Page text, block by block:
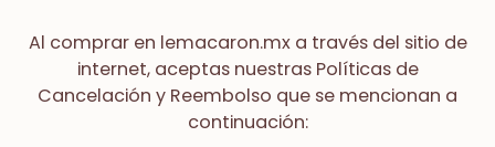
Al comprar en lemacaron.mx a través del sitio de
internet, aceptas nuestras Políticas de
Cancelación y Reembolso que se mencionan a
continuación: